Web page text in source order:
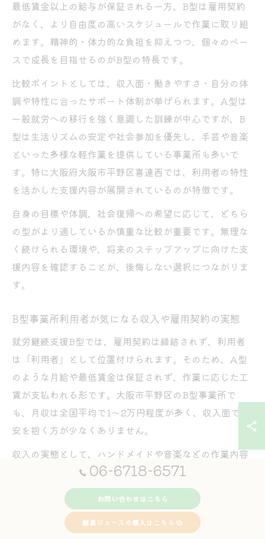
最低賃金以上の給与が保証される一方、B型は雇用契約
がなく、より自由度の高いスケジュールで作業に取り組
めます。精神的・体力的な負担を抑えつつ、個々のペー
スで成長を目指せるのがB型の特長です。
比較ポイントとしては、収入面・働きやすさ・自分の体
調や特性に合ったサポート体制が挙げられます。A型は
一般就労への移行を強く意識した訓練が中心ですが、B
型は生活リズムの安定や社会参加を優先し、手芸や音楽
といった多様な軽作業を提供している事業所も多いで
す。特に大阪府大阪市平野区喜連西では、利用者の特性
を活かした支援内容が展開されているのが特徴です。
自身の目標や体調、社会復帰への希望に応じて、どちら
の型がより適しているか慎重な比較が重要です。無理な
く続けられる環境や、将来のステップアップに向けた支
援内容を確認することが、後悔しない選択につながりま
す。
B型事業所利用者が気になる収入や雇用契約の実態
就労継続支援B型では、雇用契約は締結されず、利用者
は「利用者」として位置付けられます。そのため、A型
のような月給や最低賃金は保証されず、作業に応じた工
賃が支払われる形です。大阪市平野区のB型事業所で
も、月収は全国平均で1〜2万円程度が多く、収入面で不
安を抱く方が少なくありません。
収入の実態として、ハンドメイドや音楽などの作業内容
や事業所の規模によって工賃に差が出ることがありま
す。高い工賃を目指した事業所もありますが、全体的に
は生活費を賄うには十分とは言えない水準です。そのた
め、公的支援や家族の協力と併せて利用する方が多いの
06-6718-6571
お問い合わせはこちら
酵素ジュースの購入はこちら